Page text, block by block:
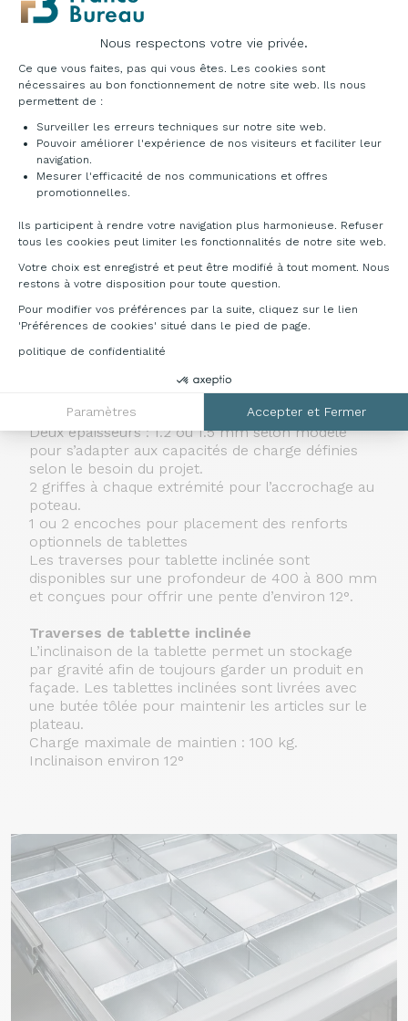
Nous respectons votre vie privée.
Plateforme de Gestion du Consentement :
Ce que vous faites, pas qui vous êtes. Les cookies sont
nécessaires au bon fonctionnement de notre site web. Ils nous
permettent de :
Surveiller les erreurs techniques sur notre site web.
Pouvoir améliorer l'expérience de nos visiteurs et faciliter leur
navigation.
Mesurer l'efficacité de nos communications et offres
promotionnelles.
Ils participent à rendre votre navigation plus harmonieuse. Refuser
tous les cookies peut limiter les fonctionnalités de notre site web.
Votre choix est enregistré et peut être modifié à tout moment. Nous
restons à votre disposition pour toute question.
Pour modifier vos préférences par la suite, cliquez sur le lien
'Préférences de cookies' situé dans le pied de page.
politique de confidentialité
Paramètres Accepter et Fermer
Axeptio consent
latérales du poteau, au pas de 25 mm sur la
Le plateau de tablette s’emboîte sur les 2
traverses du même niveau.
Les tablettes existent en 2 types : horizontale ou
inclinée.
Les tablettes tôlées existent dans deux gammes
de charges : légère ou mi-lourde.
Une évolution de charges est possible uniquement
en seconde monte et sur le rayonnage Adaptiv,
grâce à l’ajout de renforts optionnels.
rayonnage dans le temps et à moindre coût.
Systèmes de stabilisation
Composants indispensables pour permettre la
stabilité des installations de rayonnages. En
option, ils pourront être remplacés par des faces
double face.
Traverse profilée de hauteur 32 mm.
Deux épaisseurs : 1.2 ou 1.5 mm selon modèle
pour s’adapter aux capacités de charge définies
selon le besoin du projet.
2 griffes à chaque extrémité pour l’accrochage au
poteau.
1 ou 2 encoches pour placement des renforts
optionnels de tablettes
Les traverses pour tablette inclinée sont
disponibles sur une profondeur de 400 à 800 mm
et conçues pour offrir une pente d’environ 12°.
Traverses de tablette inclinée
L’inclinaison de la tablette permet un stockage
par gravité afin de toujours garder un produit en
façade. Les tablettes inclinées sont livrées avec
une butée tôlée pour maintenir les articles sur le
plateau.
Charge maximale de maintien : 100 kg.
Inclinaison environ 12°